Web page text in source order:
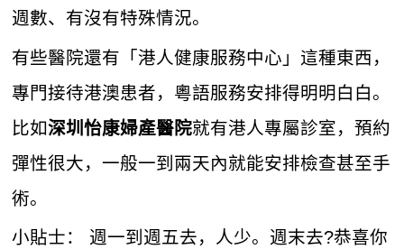
週數、有沒有特殊情況。
有些醫院還有「港人健康服務中心」這種東西，
專門接待港澳患者，粵語服務安排得明明白白。
比如深圳怡康婦產醫院就有港人專屬診室，預約
彈性很大，一般一到兩天內就能安排檢查甚至手
術。
小貼士： 週一到週五去，人少。週末去?恭喜你